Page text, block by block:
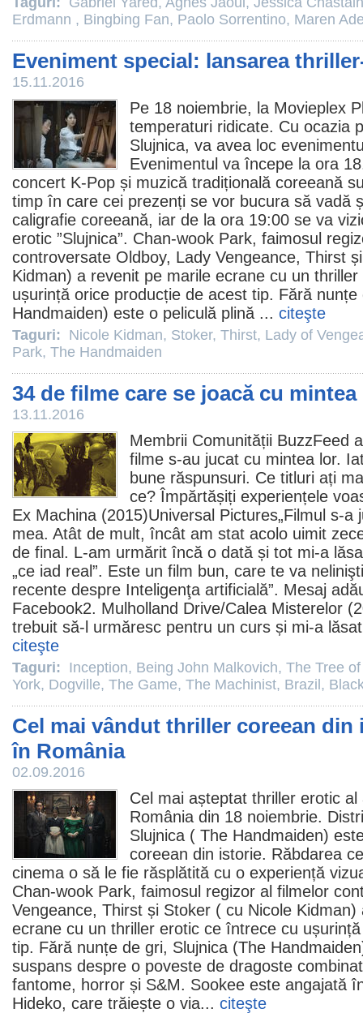
Erdmann , Bingbing Fan, Paolo Sorrentino, Maren
Eveniment special: lansarea
15.11.2016
Pe 18 noiembrie, la Movieplex
temperaturi ridicate. Cu ocazia
Slujnica, va avea loc
Evenimentul va începe la ora
concert K-Pop și muzică tradițională coreeană
timp în care cei prezenți se vor bucura să vadă
caligrafie coreeană, iar de la ora 19:00 se va
erotic ”Slujnica”. Chan-wook Park, faimosul
controversate Oldboy, Lady Vengeance, Thirst
Kidman) a revenit pe marile ecrane cu un
ușurință orice producție de acest tip. Fără
Handmaiden) este o peliculă plină ... citeşte
Taguri: Nicole Kidman, Stoker, Thirst, Lady of
Park, The Handmaiden
34 de filme care se joacă cu
13.11.2016
Membrii Comunității BuzzFeed
filme s-au jucat cu mintea lor.
bune răspunsuri. Ce titluri ați
ce? Împărtășiți experiențele
Ex Machina (2015)Universal Pictures„Filmul s-a
mea. Atât de mult, încât am stat acolo uimit
de final. L-am urmărit încă o dată și tot mi-a
„ce iad real”. Este un film bun, care te va
recente despre Inteligenţa artificială”. Mesaj
Facebook2. Mulholland Drive/Calea Misterelor
trebuit să-l urmăresc pentru un curs și mi-a
citeşte
Taguri: Inception, Being John Malkovich, The Tree
York, Dogville, The Game, The Machinist, Brazil ,
Cel mai vândut thriller coreean din
în România
02.09.2016
Cel mai așteptat thriller erotic
România din 18 noiembrie.
Slujnica ( The Handmaiden)
coreean din istorie. Răbdarea
cinema o să le fie răsplătită cu o experiență
Chan-wook Park, faimosul regizor al filmelor
Vengeance, Thirst și Stoker ( cu Nicole Kidman)
ecrane cu un thriller erotic ce întrece cu
tip. Fără nunțe de gri, Slujnica (The
suspans despre o poveste de dragoste
fantome, horror și S&M. Sookee este angajată
Hideko, care trăiește o via... citeşte